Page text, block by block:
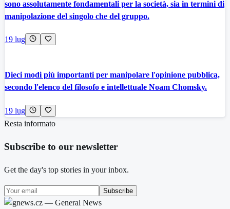
sono assolutamente fondamentali per la società, sia in termini di
manipolazione del singolo che del gruppo.
19 lug
Dieci modi più importanti per manipolare l'opinione pubblica,
secondo l'elenco del filosofo e intellettuale Noam Chomsky.
19 lug
Resta informato
Subscribe to our newsletter
Get the day's top stories in your inbox.
Subscribe